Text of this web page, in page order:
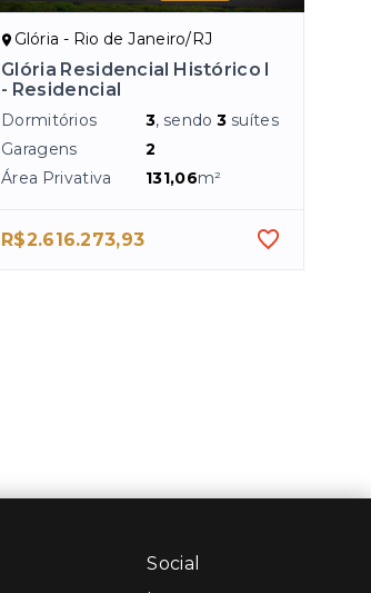
Glória - Rio de Janeiro/RJ
Glória Residencial Histórico I
- Residencial
Dormitórios 3, sendo3 suítes
Garagens
2
Área Privativa
131,06m²
R$2.616.273,93
Social